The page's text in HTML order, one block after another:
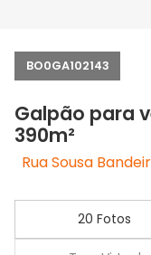
BO0GA102143
Galpão para
390m²
Rua Sousa
20 Fotos